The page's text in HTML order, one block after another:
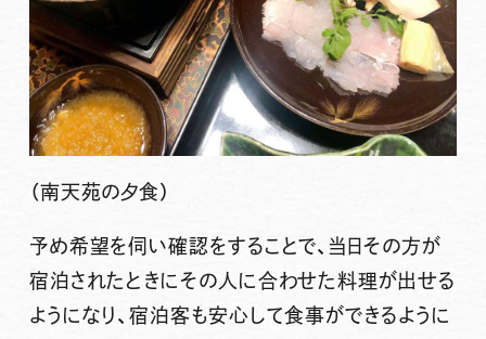
（南天苑の夕食）
予め希望を伺い確認をすることで、当日その方が
宿泊されたときにその人に合わせた料理が出せる
ようになり、宿泊客も安心して食事ができるように